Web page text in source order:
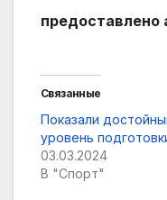
предоставлено
Связанные
Показали
уровень
03.03.2024
В "Спорт"